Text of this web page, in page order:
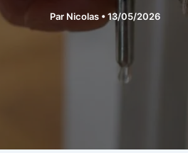
Par Nicolas •13/05/2026